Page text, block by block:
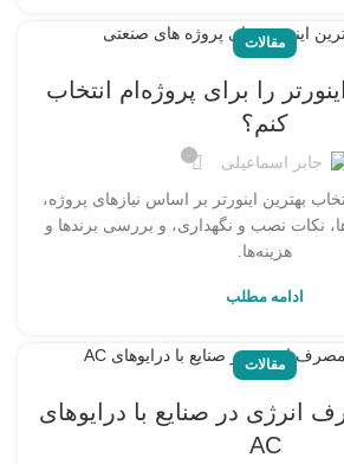
مقالات
را برای پروژه‌ام انتخاب
کنم؟
جابر اسماعیلی ۰
بهترین اینورتر بر اساس نیازهای پروژه،
نکات نصب و نگهداری، و بررسی برندها و
هزینه‌ها.
ادامه مطلب
مقالات
انرژی در صنایع با درایوهای
AC